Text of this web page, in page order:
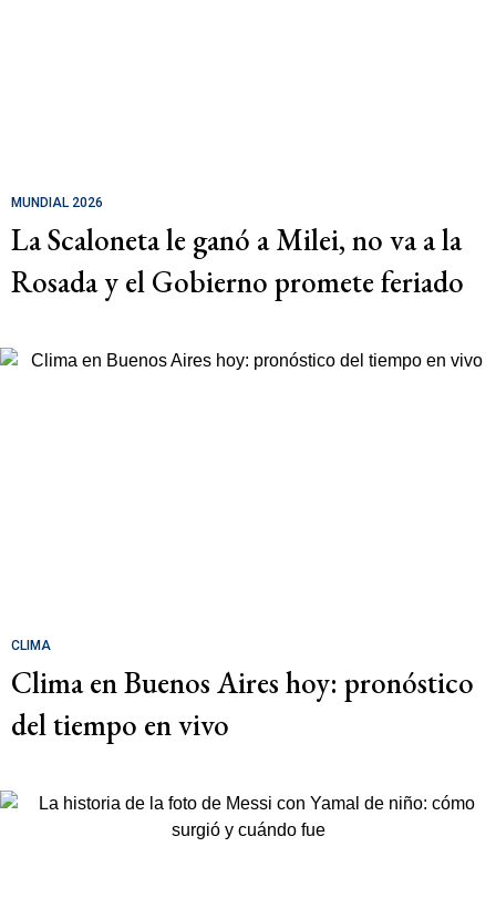
MUNDIAL 2026
La Scaloneta le ganó a Milei, no va a la
Rosada y el Gobierno promete feriado
CLIMA
Clima en Buenos Aires hoy: pronóstico
del tiempo en vivo